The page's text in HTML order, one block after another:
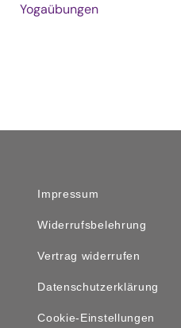
Yogaübungen
Impressum
Widerrufsbelehrung
Vertrag widerrufen
Datenschutzerklärung
Cookie-Einstellungen